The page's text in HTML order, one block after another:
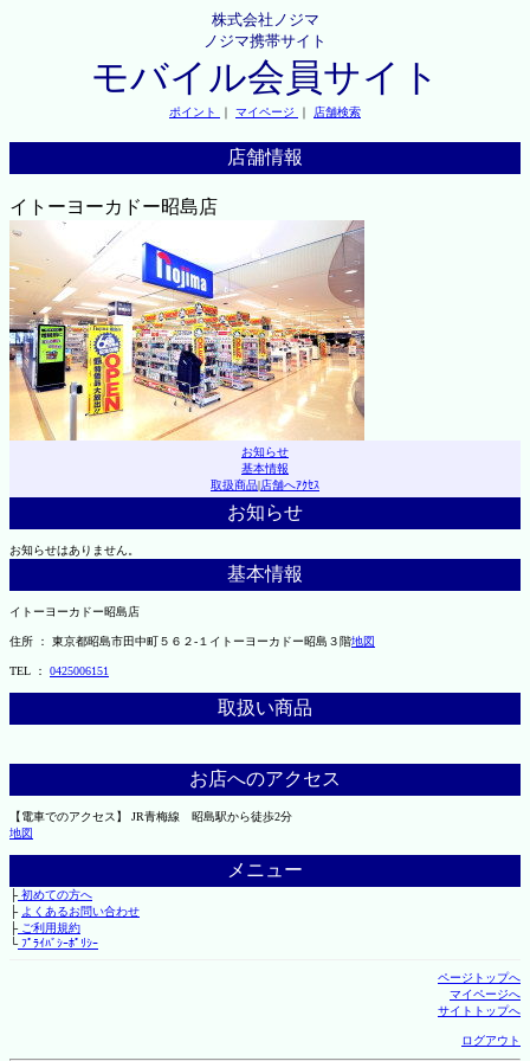
株式会社ノジマ
ノジマ携帯サイト
モバイル会員サイト
ポイント ｜ マイページ ｜ 店舗検索
店舗情報
イトーヨーカドー昭島店
お知らせ
基本情報
取扱商品|店舗へｱｸｾｽ
お知らせ
お知らせはありません。
基本情報
イトーヨーカドー昭島店
住所 ： 東京都昭島市田中町５６２-１イトーヨーカドー昭島３階地図
TEL ： 0425006151
取扱い商品
お店へのアクセス
【電車でのアクセス】 JR青梅線 昭島駅から徒歩2分
地図
メニュー
├初めての方へ
├ よくあるお問い合わせ
├ご利用規約
└ﾌﾟﾗｲﾊﾞｼｰﾎﾟﾘｼｰ
ページトップへ
マイページへ
サイトトップへ
ログアウト